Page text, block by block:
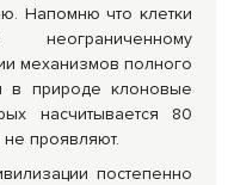
Напомню что клетки
механизмов полного
в природе клоновые
насчитывается 80
не проявляют.
постепенно